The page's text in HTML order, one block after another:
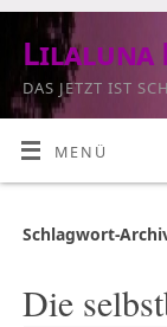
Lilaluna
DAS JETZT IST
MENÜ
Schlagwort-
Die